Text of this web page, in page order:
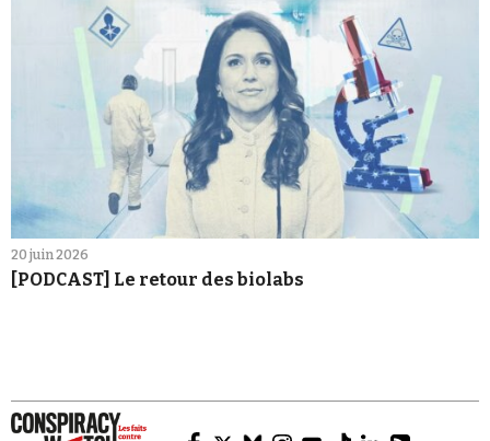
20 juin 2026
[PODCAST] Le retour des biolabs